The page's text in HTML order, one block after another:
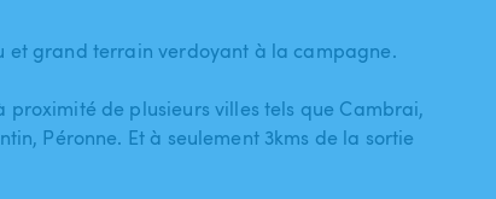
et grand terrain verdoyant à la campagne.
proximité de plusieurs villes tels que Cambrai​,​
Péronne. Et à seulement 3kms de la sortie